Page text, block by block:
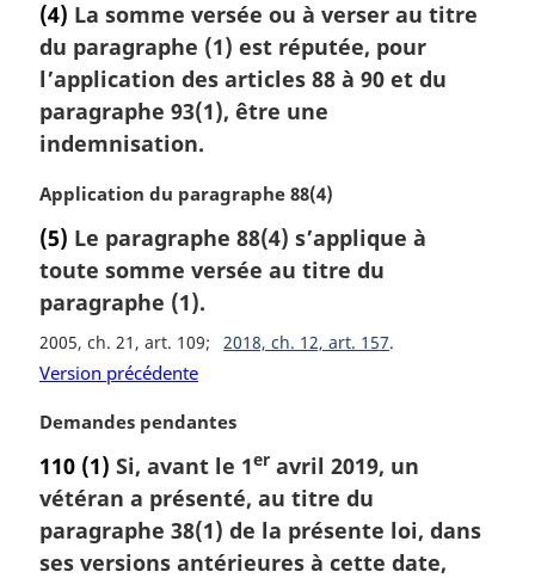
t
e
m
r
g
n
a
l
e
:
(4) La somme versée ou à verser au titre
du paragraphe (1) est réputée, pour
l’application des articles 88 à 90 et du
paragraphe 93(1), être une
indemnisation.
N
t
e
m
r
g
n
a
e
:
Application du paragraphe 88(4)
(5) Le paragraphe 88(4) s’applique à
toute somme versée au titre du
paragraphe (1).
2005, ch. 21, art. 109 2018, ch. 12, art. 157
Version précédente
N
t
e
m
a
Demandes pendantes
110 (1) Si, avant le 1er avril 2019, un
vétéran a présenté, au titre du
paragraphe 38(1) de la présente loi, dans
ses versions antérieures à cette date,